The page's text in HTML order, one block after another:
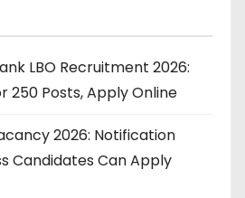
LBO Recruitment 2026:
250 Posts, Apply Online
2026: Notification
Candidates Can Apply